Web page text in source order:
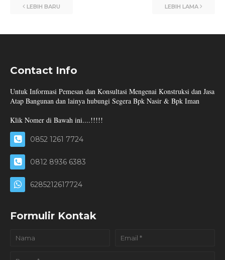
LEBIH BARU LEBIH LAMA
Contact Info
Untuk Informasi Pemesan dan Konsultasi Mengenai Konstruksi dan Jasa
Atap Bangunan dan lainya hubungi Segera Bpk Nasir & Bpk Iman
Klik Nomer di Bawah ini....!!!!!
0852 1261 7724
0812 8936 6383
6285212617724
Formulir Kontak